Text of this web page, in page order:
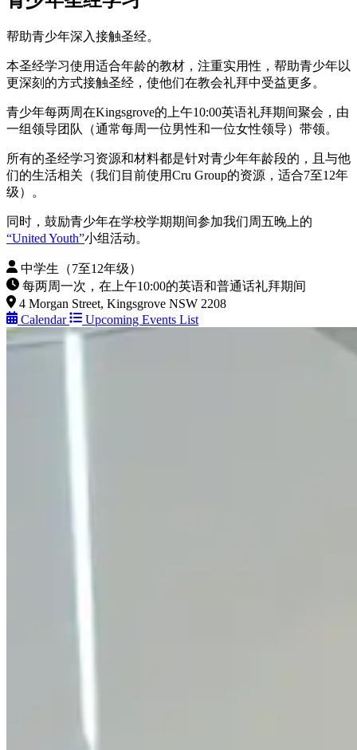
帮助青少年深入接触圣经。
本圣经学习使用适合年龄的教材，注重实用性，帮助青少年以
更深刻的方式接触圣经，使他们在教会礼拜中受益更多。
青少年每两周在Kingsgrove的上午10:00英语礼拜期间聚会，由
一组领导团队（通常每周一位男性和一位女性领导）带领。
所有的圣经学习资源和材料都是针对青少年年龄段的，且与他
们的生活相关（我们目前使用Cru Group的资源，适合7至12年
级）。
同时，鼓励青少年在学校学期期间参加我们周五晚上的
“United Youth”小组活动。
中学生（7至12年级）
每两周一次，在上午10:00的英语和普通话礼拜期间
4 Morgan Street, Kingsgrove NSW 2208
Calendar
Upcoming Events List